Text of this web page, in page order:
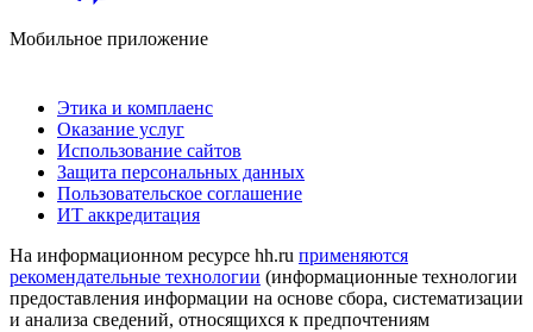
Мобильное приложение
Этика и комплаенс
Оказание услуг
Использование сайтов
Защита персональных данных
Пользовательское соглашение
ИТ аккредитация
На информационном ресурсе hh.ru применяются
рекомендательные технологии (информационные технологии
предоставления информации на основе сбора, систематизации
и анализа сведений, относящихся к предпочтениям